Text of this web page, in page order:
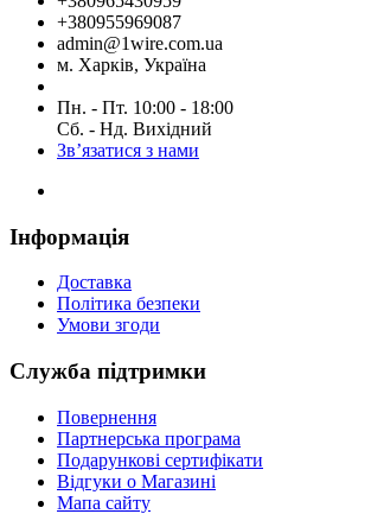
+380955969087
admin@1wire.com.ua
м. Харків, Україна
Пн. - Пт. 10:00 - 18:00
Сб. - Нд. Вихідний
Зв’язатися з нами
Інформація
Доставка
Політика безпеки
Умови згоди
Служба підтримки
Повернення
Партнерська програма
Подарункові сертифікати
Відгуки о Магазині
Мапа сайту